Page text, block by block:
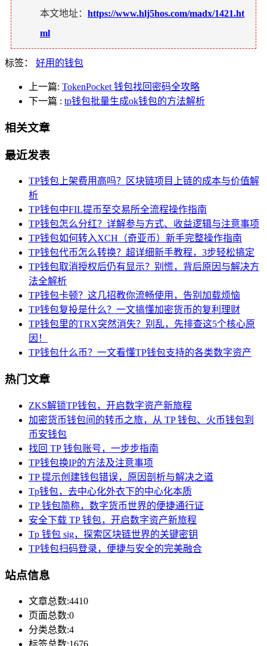
本文地址： https://www.hlj5hos.com/madx/1421.ht
ml
标签： 好用的钱包
上一篇: TokenPocket 钱包找回密码全攻略
下一篇 : tp钱包批量生成ok钱包的方法解析
相关文章
最近发表
TP钱包上架费用高吗？区块链项目上链的成本与价值解
析
TP钱包中FIL提币至交易所全流程操作指南
TP钱包怎么分红？详解参与方式、收益逻辑与注意事项
TP钱包如何转入XCH（奇亚币）新手完整操作指南
TP钱包代币怎么转换？超详细新手教程，3步轻松搞定
TP钱包取消授权后仍有显示？别慌，背后原因与解决方
法全解析
TP钱包卡顿？这几招教你流畅使用，告别加载烦恼
TP钱包复投是什么？一文搞懂加密货币的复利理财
TP钱包里的TRX突然消失？别乱，先排查这5个核心原
因！
TP钱包什么币？一文看懂TP钱包支持的各类数字资产
热门文章
ZKS解锁TP钱包，开启数字资产新旅程
加密货币钱包间的转币之旅，从 TP 钱包、火币钱包到
币安钱包
找回 TP 钱包账号，一步步指南
TP钱包换IP的方法及注意事项
TP 提示创建钱包错误，原因剖析与解决之道
Tp钱包，去中心化外衣下的中心化本质
TP 钱包简称，数字货币世界的便捷通行证
安全下载 TP 钱包，开启数字资产新旅程
Tp 钱包 sig，探索区块链世界的关键密钥
TP钱包扫码登录，便捷与安全的完美融合
站点信息
文章总数:4410
页面总数:0
分类总数:4